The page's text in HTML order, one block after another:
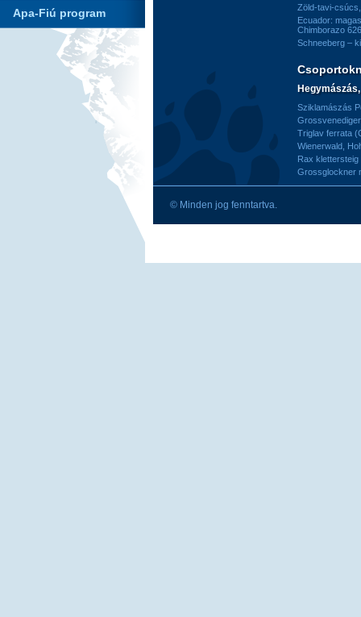
Apa-Fiú program
Zöld-tavi-
Ecuador:
Chimborazo
Schneeberg –
Sziklamászás
Triglav ferrata
Wienerwald,
Rax
Grossglockner
© Minden jog fenntartva.